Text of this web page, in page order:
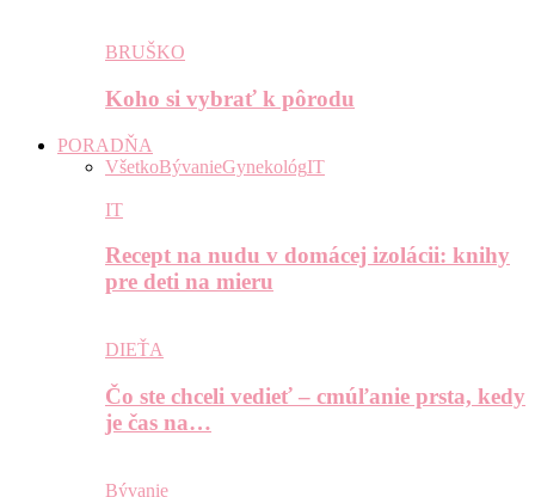
BRUŠKO
Koho si vybrať k pôrodu
PORADŇA
VšetkoBývanieGynekológIT
IT
Recept na nudu v domácej izolácii: knihy
pre deti na mieru
DIEŤA
Čo ste chceli vedieť – cmúľanie prsta, kedy
je čas na…
Bývanie